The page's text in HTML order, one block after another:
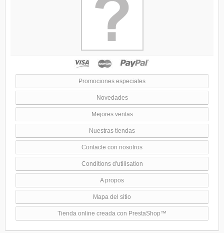
Promociones especiales
Novedades
Mejores ventas
Nuestras tiendas
Contacte con nosotros
Conditions d'utilisation
A propos
Mapa del sitio
Tienda online creada con PrestaShop™